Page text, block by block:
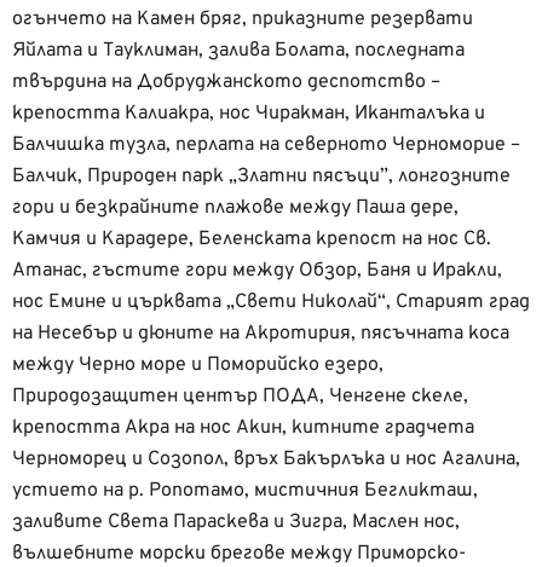
огънчето на Камен бряг, приказните резервати
Яйлата и Тауклиман, залива Болата, последната
твърдина на Добруджанското деспотство –
крепостта Калиакра, нос Чиракман, Иканталъка и
Балчишка тузла, перлата на северното Черноморие –
Балчик, Природен парк „Златни пясъци”, лонгозните
гори и безкрайните плажове между Паша дере,
Камчия и Карадере, Беленската крепост на нос Св.
Атанас, гъстите гори между Обзор, Баня и Иракли,
нос Емине и църквата „Свети Николай“, Старият град
на Несебър и дюните на Акротирия, пясъчната коса
между Черно море и Поморийско езеро,
Природозащитен център ПОДА, Ченгене скеле,
крепостта Акра на нос Акин, китните градчета
Черноморец и Созопол, връх Бакърлъка и нос Агалина,
устието на р. Ропотамо, мистичния Бегликташ,
заливите Света Параскева и Зигра, Маслен нос,
вълшебните морски брегове между Приморско-